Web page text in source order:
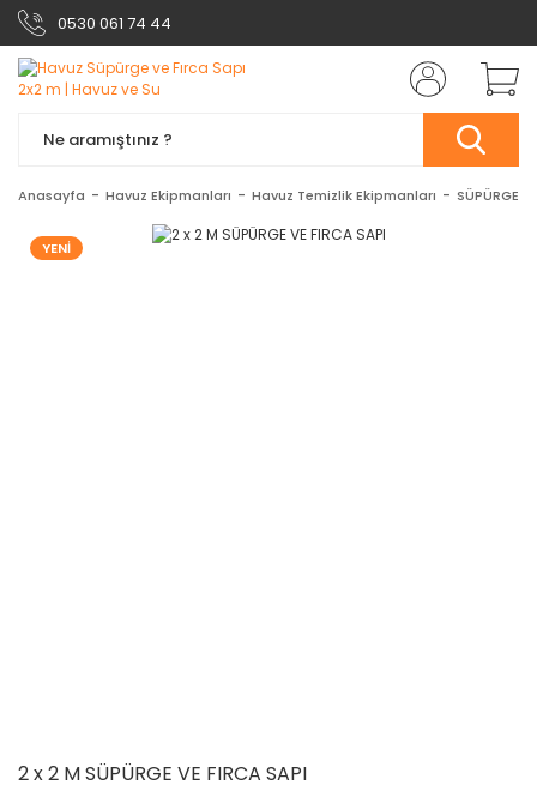
0530 061 74 44
Anasayfa Havuz Ekipmanları Havuz Temizlik Ekipmanları SÜPÜRGE
YENİ
2 x 2 M SÜPÜRGE VE FIRCA SAPI